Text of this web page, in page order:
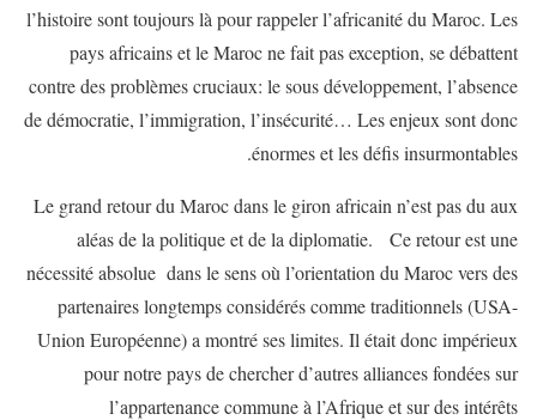
l’histoire sont toujours là pour rappeler l’africanité du Maroc. Les
pays africains et le Maroc ne fait pas exception, se débattent
contre des problèmes cruciaux: le sous développement, l’absence
de démocratie, l’immigration, l’insécurité… Les enjeux sont donc
énormes et les défis insurmontables.
Le grand retour du Maroc dans le giron africain n’est pas du aux
aléas de la politique et de la diplomatie. Ce retour est une
nécessité absolue dans le sens où l’orientation du Maroc vers des
partenaires longtemps considérés comme traditionnels (USA-
Union Européenne) a montré ses limites. Il était donc impérieux
pour notre pays de chercher d’autres alliances fondées sur
l’appartenance commune à l’Afrique et sur des intérêts